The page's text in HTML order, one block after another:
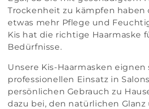
i
e
:
Trockenheit zu kämpfen haben
etwas mehr Pflege und
Kis hat die richtige Haarmaske
Bedürfnisse.
Unsere Kis-Haarmasken eignen
professionellen Einsatz in
persönlichen Gebrauch zu
dazu bei, den natürlichen Glanz